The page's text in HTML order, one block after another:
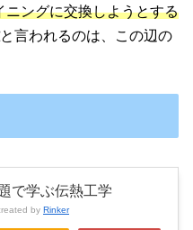
ニングに交換しようとする
と言われるのは、この辺の
で学ぶ伝熱工学
by Rinker